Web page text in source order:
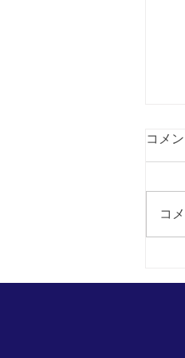
コメン
コ